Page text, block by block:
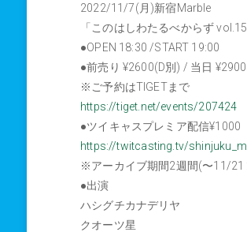
2022/11/7(月)新宿Marble
「このはしわたるべからず vol.15
●OPEN 18:30 /START 19:00
●前売り ¥2600(D別) / 当日
※ご予約はTIGETまで
https://tiget.net/events/207424
●ツイキャスプレミア配信¥1000
https://twitcasting.tv/
※アーカイブ期間2週間(〜11/21
●出演
ハシグチカナデリヤ
クオーツ星